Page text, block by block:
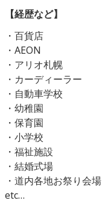
【経歴など】
・百貨店
・AEON
・アリオ札幌
・カーディーラー
・自動車学校
・幼稚園
・保育園
・小学校
・福祉施設
・結婚式場
・道内各地お祭り会場
etc…